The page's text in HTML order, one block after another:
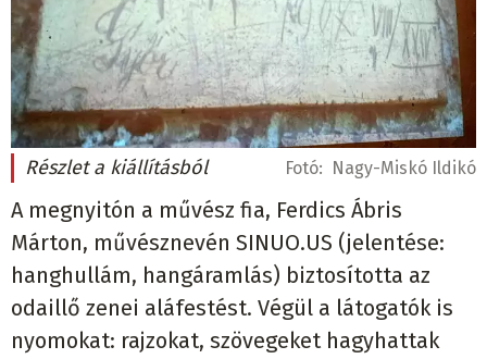
Részlet a kiállításból Fotó: Nagy-Miskó Ildikó
A megnyitón a művész fia, Ferdics Ábris
Márton, művésznevén SINUO.US (jelentése:
hanghullám, hangáramlás) biztosította az
odaillő zenei aláfestést. Végül a látogatók is
nyomokat: rajzokat, szövegeket hagyhattak